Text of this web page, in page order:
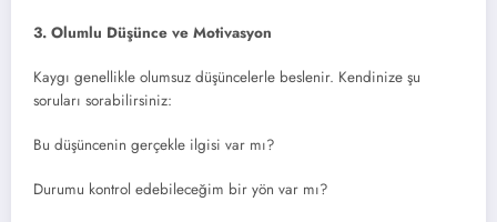
3. Olumlu Düşünce ve Motivasyon
Kaygı genellikle olumsuz düşüncelerle beslenir. Kendinize şu
soruları sorabilirsiniz:
Bu düşüncenin gerçekle ilgisi var mı?
Durumu kontrol edebileceğim bir yön var mı?